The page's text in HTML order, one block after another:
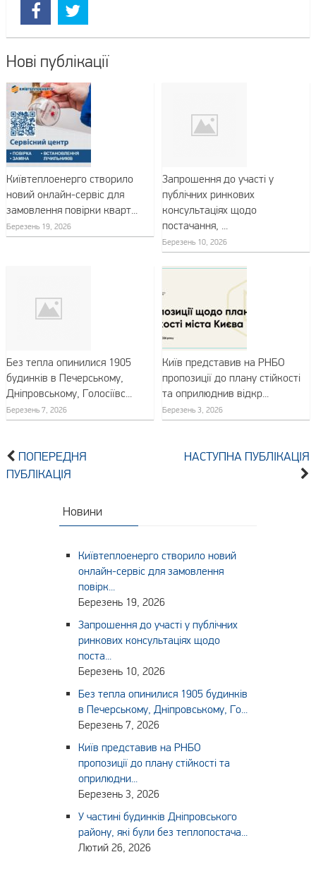
Нові публікації
Київтеплоенерго створило
новий онлайн-сервіс для
замовлення повірки кварт...
Березень 19, 2026
Запрошення до участі у
публічних ринкових
консультаціях щодо
постачання, ...
Березень 10, 2026
Без тепла опинилися 1905
будинків в Печерському,
Дніпровському, Голосіївс...
Березень 7, 2026
Київ представив на РНБО
пропозиції до плану стійкості
та оприлюднив відкр...
Березень 3, 2026
ПОПЕРЕДНЯ
ПУБЛІКАЦІЯ
НАСТУПНА ПУБЛІКАЦІЯ
Новини
Київтеплоенерго створило новий
онлайн-сервіс для замовлення
повірк...
Березень 19, 2026
Запрошення до участі у публічних
ринкових консультаціях щодо
поста...
Березень 10, 2026
Без тепла опинилися 1905 будинків
в Печерському, Дніпровському, Го...
Березень 7, 2026
Київ представив на РНБО
пропозиції до плану стійкості та
оприлюдни...
Березень 3, 2026
У частині будинків Дніпровського
району, які були без теплопостача...
Лютий 26, 2026